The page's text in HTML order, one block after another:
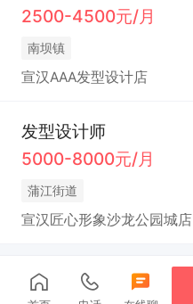
2500-4500元/月
南坝镇
宣汉AAA发型设计店
发型设计师
5000-8000元/月
蒲江街道
宣汉匠心形象沙龙公园城店